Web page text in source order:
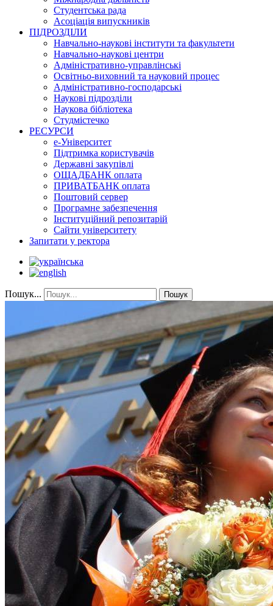
Студентська рада
Асоціація випускників
ПІДРОЗДІЛИ
Навчально-наукові інститути та факультети
Навчально-наукові центри
Адміністративно-управлінські
Освітньо-виховний та науковий процес
Адміністративно-господарські
Наукові підрозділи
Наукова бібліотека
Студмістечко
РЕСУРСИ
е-Університет
Підтримка користувачів
Державні закупівлі
ОЩАДБАНК оплата
ПРИВАТБАНК оплата
Поштовий сервер
Програмне забезпечення
Інституційний репозитарій
Сайти університету
Запитати у ректора
Пошук... Пошук